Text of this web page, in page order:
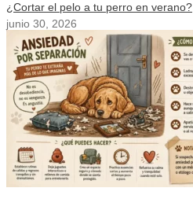
¿Cortar el pelo a tu perro en verano?
junio 30, 2026